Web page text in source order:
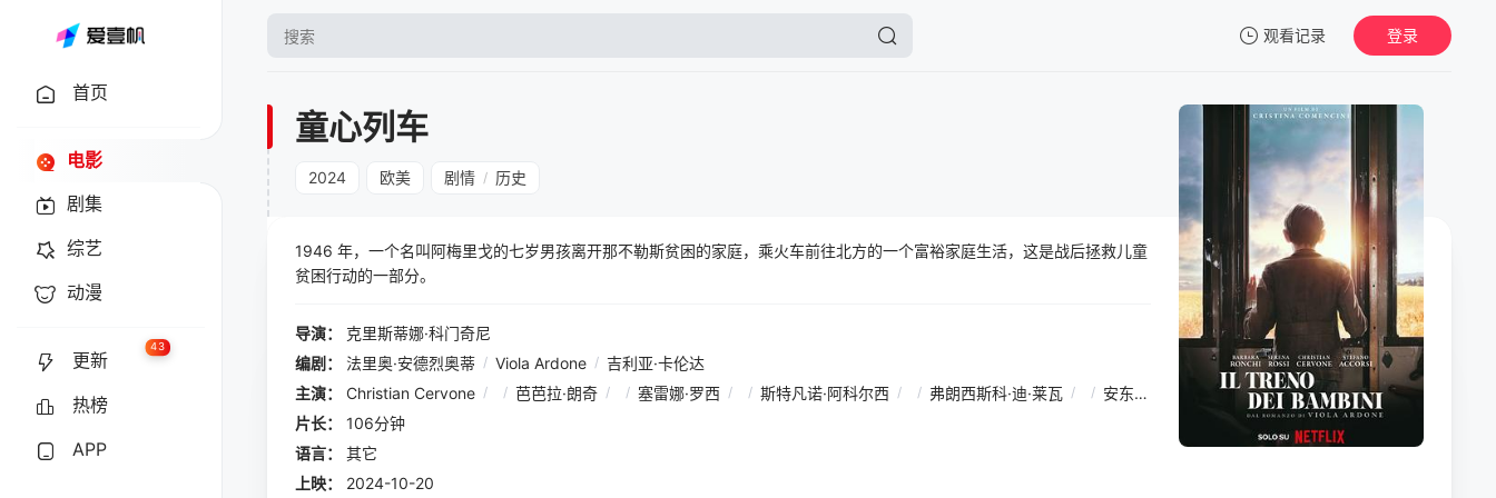
观看记录
暂无观看影片的记录
登录
首页
电影
剧集
综艺
动漫
更新
43
热榜
APP
童心列车
2024 欧美 剧情 / 历史
1946 年，一个名叫阿梅里戈的七岁男孩离开那不勒斯贫困的家庭，乘火车前往北方的一个富裕家庭生活，这是战后拯救儿童
贫困行动的一部分。
导演：
克里斯蒂娜·科门奇尼
编剧：
法里奥·安德烈奥蒂 / Viola Ardone / 吉利亚·卡伦达
主演：
Christian Cervone / / 芭芭拉·朗奇 / / 塞雷娜·罗西 / / 斯特凡诺·阿科尔西 / / 弗朗西斯科·迪·莱瓦 / / 安东尼娅·特波 Ivan Zerbinati / / 朵拉·罗马诺
片长：
106分钟
语言：
其它
上映：
2024-10-20